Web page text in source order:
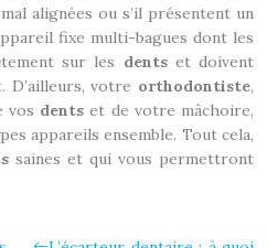
alignées ou s’il présentent un
fixe multi-bagues dont les
sur les dentset doivent
votre orthodontiste,
vos dents et de votre mâchoire,
appareils ensemble. Tout cela,
saines et qui vous permettront